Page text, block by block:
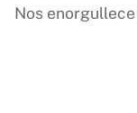
Nos